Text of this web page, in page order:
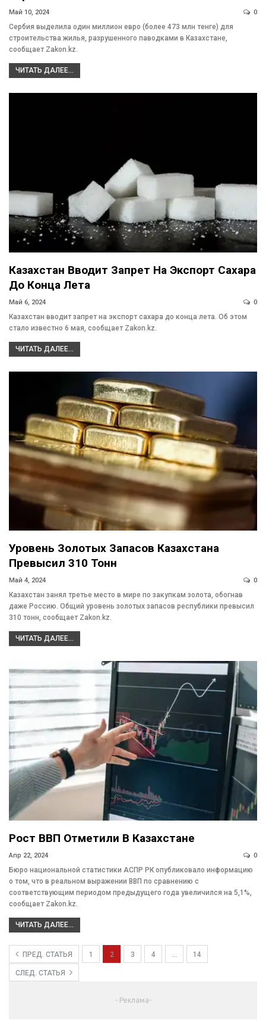
Май 10, 2024 0
Сербия выделила один миллион евро (более 473 млн тенге) для
строительства жилья, разрушенного паводками в Казахстане,
сообщает Zakon.kz.
ЧИТАТЬ ДАЛЕЕ...
Казахстан Вводит Запрет На Экспорт Сахара
До Конца Лета
Май 6, 2024 0
Казахстан вводит запрет на экспорт сахара до конца лета. Об этом
стало известно 6 мая, сообщает Zakon.kz.
ЧИТАТЬ ДАЛЕЕ...
Уровень Золотых Запасов Казахстана
Превысил 310 Тонн
Май 4, 2024 0
Казахстан занял третье место в мире по закупкам золота, обогнав
даже Россию. Общий уровень золотых запасов республики превысил
310 тонн, сообщает Zakon.kz.
ЧИТАТЬ ДАЛЕЕ...
Рост ВВП Отметили В Казахстане
Апр 22, 2024 0
Бюро национальной статистики АСПР РК опубликовало информацию
о том, что в реальном выражении ВВП по сравнению с
соответствующим периодом предыдущего года увеличился на 5,1%,
сообщает Zakon.kz.
ЧИТАТЬ ДАЛЕЕ...
ПРЕД. СТАТЬЯ 1 2 3 4 … 14
СЛЕД. СТАТЬЯ
- Реклама-